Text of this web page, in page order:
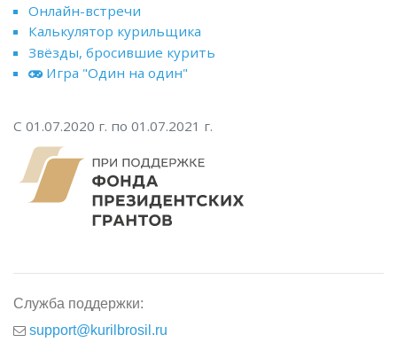
Онлайн-встречи
Калькулятор курильщика
Звёзды, бросившие курить
Игра "Один на один"
С 01.07.2020 г. по 01.07.2021 г.
Служба поддержки:
support@kurilbrosil.ru